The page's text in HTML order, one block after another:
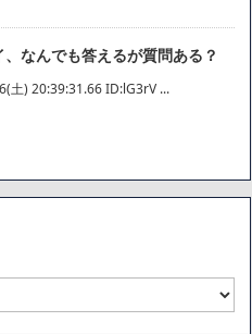
なんでも答えるが質問ある？
土) 20:39:31.66 ID:lG3rV ...